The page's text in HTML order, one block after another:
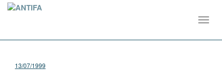
13/07/1999